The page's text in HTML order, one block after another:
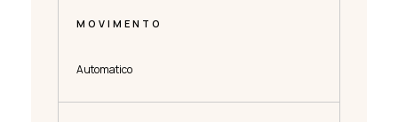
MOVIMENTO
Automatico